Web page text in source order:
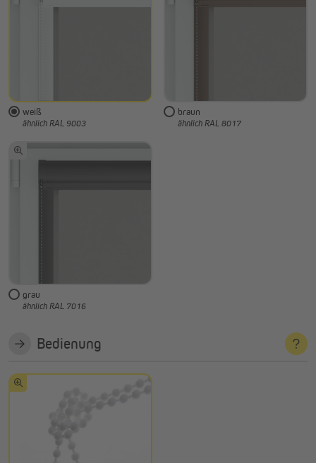
weiß
ähnlich RAL 9003
braun
ähnlich RAL 8017
grau
ähnlich RAL 7016
Bedienung